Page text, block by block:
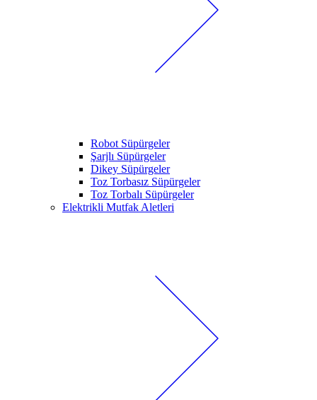
Robot Süpürgeler
Şarjlı Süpürgeler
Dikey Süpürgeler
Toz Torbasız Süpürgeler
Toz Torbalı Süpürgeler
Elektrikli Mutfak Aletleri